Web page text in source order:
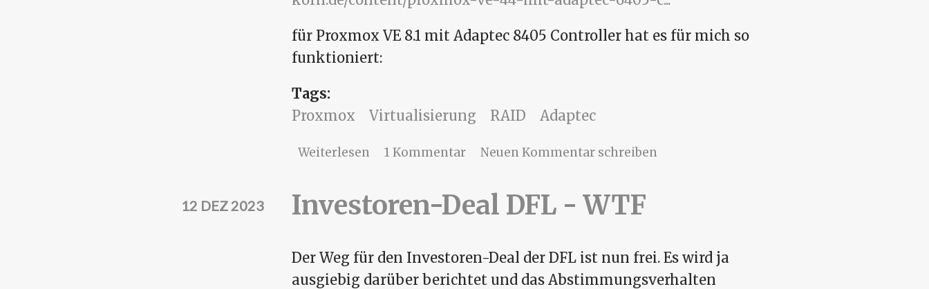
für Proxmox VE 8.1 mit Adaptec 8405 Controller hat es für mich so
funktioniert:
Tags:
Proxmox
Virtualisierung RAID Adaptec
Weiterlesen über Proxmox VE 8.1 mit Adaptec 8405 Controller
1 Kommentar Neuen Kommentar schreiben
Investoren-Deal DFL - WTF
12 DEZ 2023
Der Weg für den Investoren-Deal der DFL ist nun frei. Es wird ja
ausgiebig darüber berichtet und das Abstimmungsverhalten